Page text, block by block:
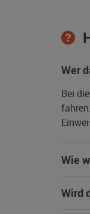
Wer
Bei
Wie
Wird